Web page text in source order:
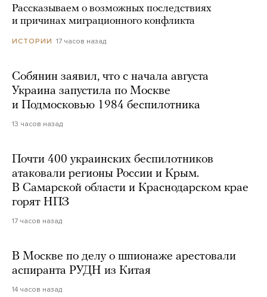
Рассказываем о возможных последствиях
и причинах миграционного конфликта
ИСТОРИИ 17 часов назад
Собянин заявил, что с начала августа
Украина запустила по Москве
и Подмосковью 1984 беспилотника
13 часов назад
Почти 400 украинских беспилотников
атаковали регионы России и Крым.
В Самарской области и Краснодарском крае
горят НПЗ
17 часов назад
В Москве по делу о шпионаже арестовали
аспиранта РУДН из Китая
14 часов назад